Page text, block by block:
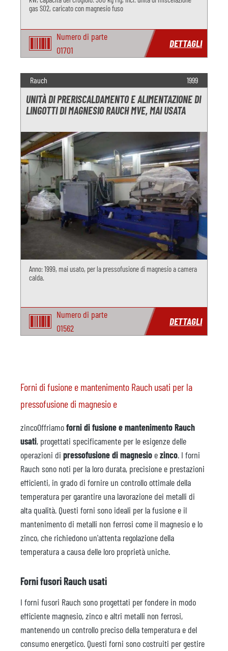
gas SO2, caricato con magnesio fuso
Numero di parte
O1701
DETTAGLI
Rauch 1999
UNITÀ DI PRERISCALDAMENTO E ALIMENTAZIONE DI
LINGOTTI DI MAGNESIO RAUCH MVE, MAI USATA
Anno: 1999, mai usato, per la pressofusione di magnesio a camera
calda.
Numero di parte
O1562
DETTAGLI
Forni di fusione e mantenimento Rauch usati per la
pressofusione di magnesio e
zincoOffriamoforni di fusione e mantenimento Rauch
usati, progettati specificamente per le esigenze delle
operazioni di pressofusionedi magnesio ezinco. I forni
Rauch sono noti per la loro durata, precisione e prestazioni
efficienti, in grado di fornire un controllo ottimale della
temperatura per garantire una lavorazione dei metalli di
alta qualità. Questi forni sono ideali per la fusione e il
mantenimento di metalli non ferrosi come il magnesio e lo
zinco, che richiedono un'attenta regolazione della
temperatura a causa delle loro proprietà uniche.
Forni fusori Rauch usati
I forni fusori Rauch sono progettati per fondere in modo
efficiente magnesio, zinco e altri metalli non ferrosi,
mantenendo un controllo preciso della temperatura e del
consumo energetico. Questi forni sono costruiti per gestire